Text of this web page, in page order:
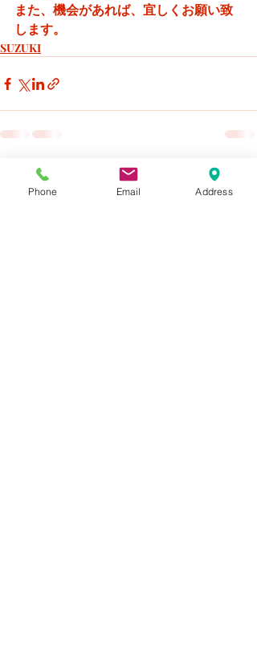
また、機会があれば、宜しくお願い致
します。
SUZUKI
最新記事 すべて表示
Phone Email Address